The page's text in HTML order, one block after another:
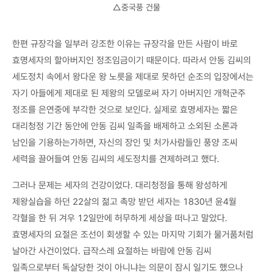
△중국풍 건물
한편 규장각을 일부러 강조한 이유는 규장각을 만든 사람이 바로
효명세자의 할아버지인 정조임금이기 때문이다. 따라서 안동 김씨의
세도정치 속에서 왕다운 왕 노릇을 제대로 못하던 순조의 입장에서는
자기 아들에게 제대로 된 제왕의 모델로써 자기 아버지인 개혁군주
정조를 은연중에 부각한 것으로 보인다. 실제로 효명세자는 짧은
대리청정 기간 동안에 안동 김씨 일족을 배제하고 소외된 소론과
남인을 기용하는가하면, 자신의 장인 및 처가사람들인 풍양 조씨
세력을 끌어들여 안동 김씨의 세도정치를 견제하려고 했다.
그러나 문제는 세자의 건강이었다. 대리청정을 통해 왕성하게
제왕실습을 하던 22살의 젊고 촉망 받던 세자는 1830년 윤4월
각혈을 한 뒤 겨우 12일만에 허무하게 세상을 떠나고 말았다.
효명세자의 요절은 조선이 회생할 수 있는 마지막 기회가 물거품처럼
날아간 사건이었다. 급작스레 요절하는 바람에 안동 김씨
일족으로부터 독살당한 것이 아니냐는 의문이 잠시 일기도 했으나